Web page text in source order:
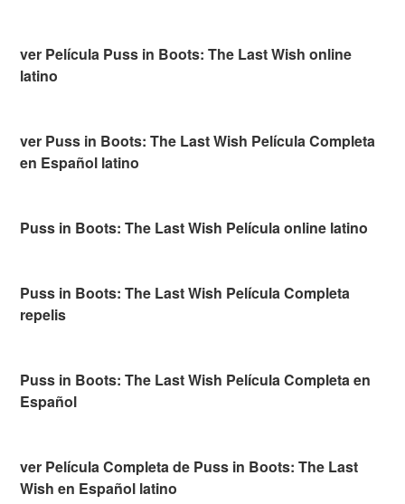
ver Película Puss in Boots: The Last Wish online
latino
ver Puss in Boots: The Last Wish Película Completa
en Español latino
Puss in Boots: The Last Wish Película online latino
Puss in Boots: The Last Wish Película Completa
repelis
Puss in Boots: The Last Wish Película Completa en
Español
ver Película Completa de Puss in Boots: The Last
Wish en Español latino